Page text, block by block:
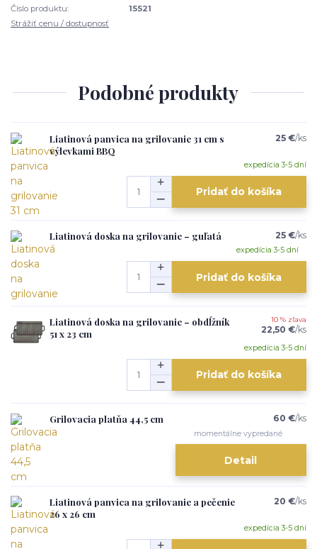
Číslo produktu:
15521
Strážiť cenu / dostupnosť
Podobné produkty
Liatinová panvica na grilovanie 31 cm s
výlevkami BBQ
25 €/ks
expedícia 3-5 dní
Pridať do košíka
Liatinová doska na grilovanie – guľatá 25 €/ks
expedícia 3-5 dní
Pridať do košíka
Liatinová doska na grilovanie – obdĺžník
51 x 23 cm
10 % zľava
22,50 €/ks
expedícia 3-5 dní
Pridať do košíka
Grilovacia platňa 44,5 cm 60 €/ks
momentálne vypredané
Detail
Liatinová panvica na grilovanie a pečenie
26 x 26 cm
20 €/ks
expedícia 3-5 dní